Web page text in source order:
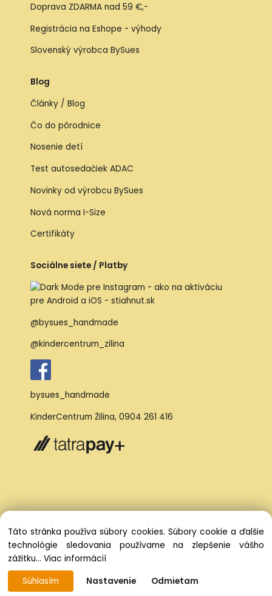
Doprava ZDARMA nad 59 €,-
Registrácia na Eshope - výhody
Slovenský výrobca BySues
Blog
Články / Blog
Čo do pôrodnice
Nosenie detí
Test autosedačiek ADAC
Novinky od výrobcu BySues
Nová norma I-Size
Certifikáty
Sociálne siete / Platby
@bysues_handmade
@kindercentrum_zilina
bysues_handmade
KinderCentrum Žilina, 0904 261 416
Vytvorené systémom ClickEshop.sk
Táto stránka používa súbory cookies. Súbory cookie a ďalšie
technológie sledovania používame na zlepšenie vášho
zážitku... Viac informácií
Súhlasím
Nastavenie Odmietam